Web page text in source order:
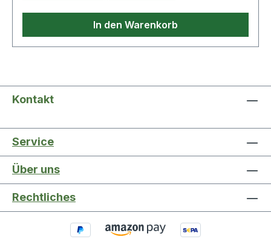
In den Warenkorb
Kontakt
Service
Über uns
Rechtliches